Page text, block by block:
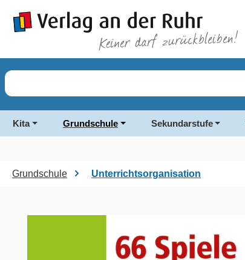
Zur Hauptnavigation springen
Kita Grundschule Sekundarstufe
Grundschule Unterrichtsorganisation
Bildergalerie überspringen